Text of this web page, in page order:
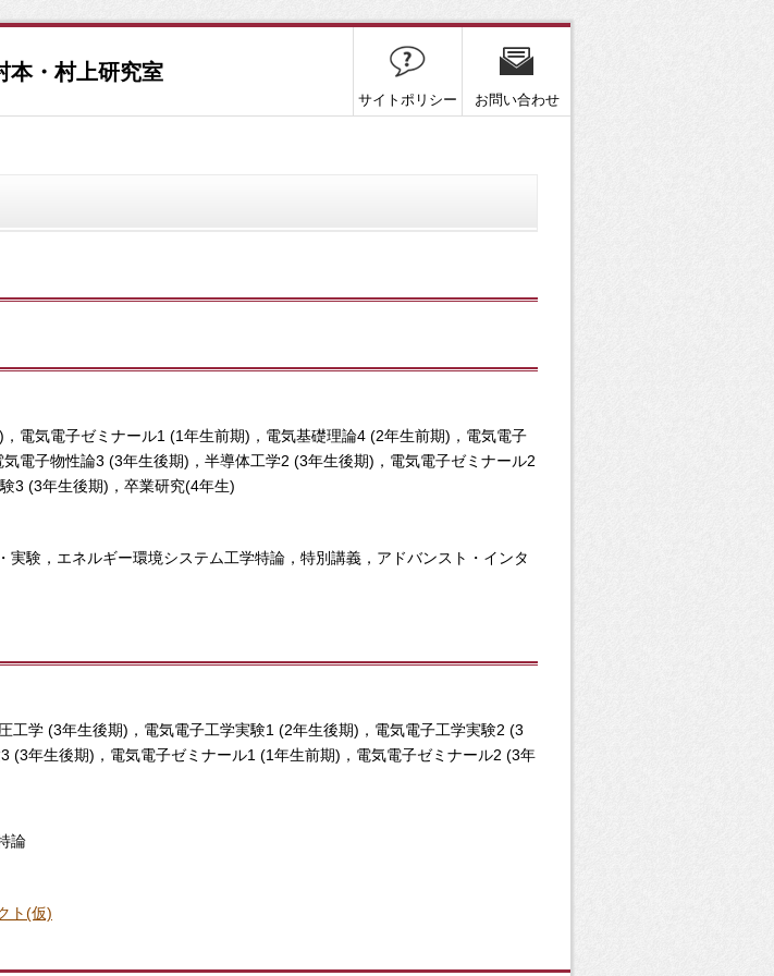
・村上研究室
サイトポリシー お問い合わせ
電気電子ゼミナール1 (1年生前期)，電気基礎理論4 (2年生前期)，電気電子
電子物性論3 (3年生後期)，半導体工学2 (3年生後期)，電気電子ゼミナール2
3 (3年生後期)，卒業研究(4年生)
実験，エネルギー環境システム工学特論，特別講義，アドバンスト・インタ
工学 (3年生後期)，電気電子工学実験1 (2年生後期)，電気電子工学実験2 (3
(3年生後期)，電気電子ゼミナール1 (1年生前期)，電気電子ゼミナール2 (3年
論
ト(仮)